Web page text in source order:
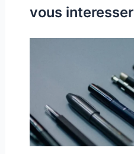
vous interesser